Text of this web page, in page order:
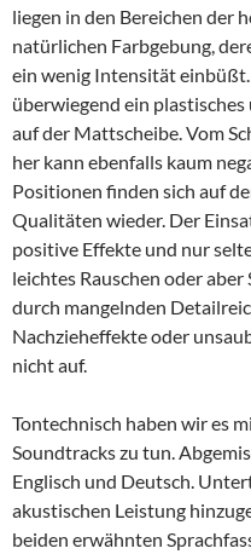
liegen in den Bereichen der
natürlichen Farbgebung,
ein wenig Intensität
überwiegend ein
auf der Mattscheibe. Vom
her kann ebenfalls kaum
Positionen finden sich auf
Qualitäten wieder. Der
positive Effekte und nur
leichtes Rauschen oder
durch mangelnden
Nachzieheffekte oder
nicht auf.
Tontechnisch haben wir es
Soundtracks zu tun.
Englisch und Deutsch.
akustischen Leistung
beiden erwähnten